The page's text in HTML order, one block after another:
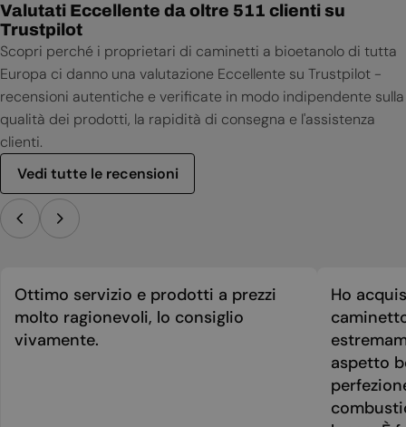
Valutati Eccellente da oltre 511 clienti su
Trustpilot
Scopri perché i proprietari di caminetti a bioetanolo di tutta
Europa ci danno una valutazione Eccellente su Trustpilot -
recensioni autentiche e verificate in modo indipendente sulla
qualità dei prodotti, la rapidità di consegna e l'assistenza
clienti.
Vedi tutte le recensioni
Ottimo servizio e prodotti a prezzi
molto ragionevoli, lo consiglio
vivamente.
Ho
aspetto